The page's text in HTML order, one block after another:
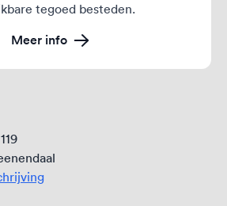
tegoed besteden.
Meer info